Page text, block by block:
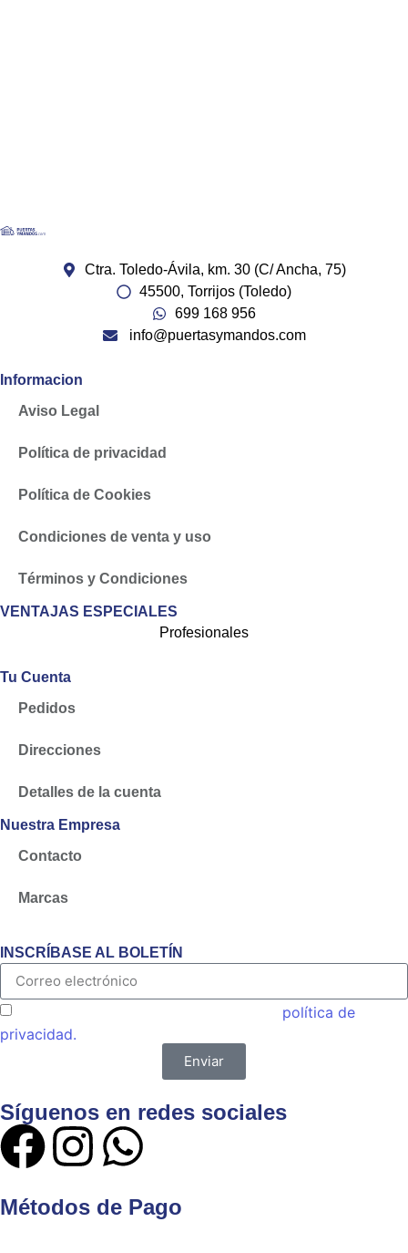
Ctra. Toledo-Ávila, km. 30 (C/ Ancha, 75)
45500, Torrijos (Toledo)
699 168 956
info@puertasymandos.com
Informacion
Aviso Legal
Política de privacidad
Política de Cookies
Condiciones de venta y uso
Términos y Condiciones
VENTAJAS ESPECIALES
Profesionales
Tu Cuenta
Pedidos
Direcciones
Detalles de la cuenta
Nuestra Empresa
Contacto
Marcas
INSCRÍBASE AL BOLETÍN
política de
privacidad.
Enviar
Síguenos en redes sociales
Métodos de Pago